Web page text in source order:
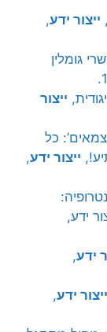
ייצור ידע,
וקשרי גומלין
ייצור
עצמאים’: כל
ייצור ידע,
אנטרופיה:
ידע,
ידע,
ייצור ידע,